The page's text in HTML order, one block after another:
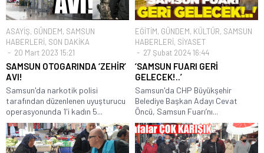
ASAYİŞ, GÜNDEM, SAMSUN
HABERLERİ, SON DAKİKA
20 Mart 2023 15:21
SAMSUN OTOGARINDA ‘ZEHİR’
AVI!
Samsun'da narkotik polisi
tarafından düzenlenen uyuşturucu
operasyonunda 1'i kadın 5...
EĞİTİM, GÜNDEM, KÜLTÜR, SAMSUN
HABERLERİ, SİYASET
27 Şubat 2024 16:44
‘SAMSUN FUARI GERİ
GELECEK!..’
Samsun'da CHP Büyükşehir
Belediye Başkan Adayı Cevat
Öncü, Samsun Fuarı’nı...